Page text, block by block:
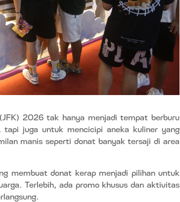
2026 tak hanya menjadi tempat berburu
tapi juga untuk mencicipi aneka kuliner yang
manis seperti donat banyak tersaji di area
membuat donat kerap menjadi pilihan untuk
Terlebih, ada promo khusus dan aktivitas